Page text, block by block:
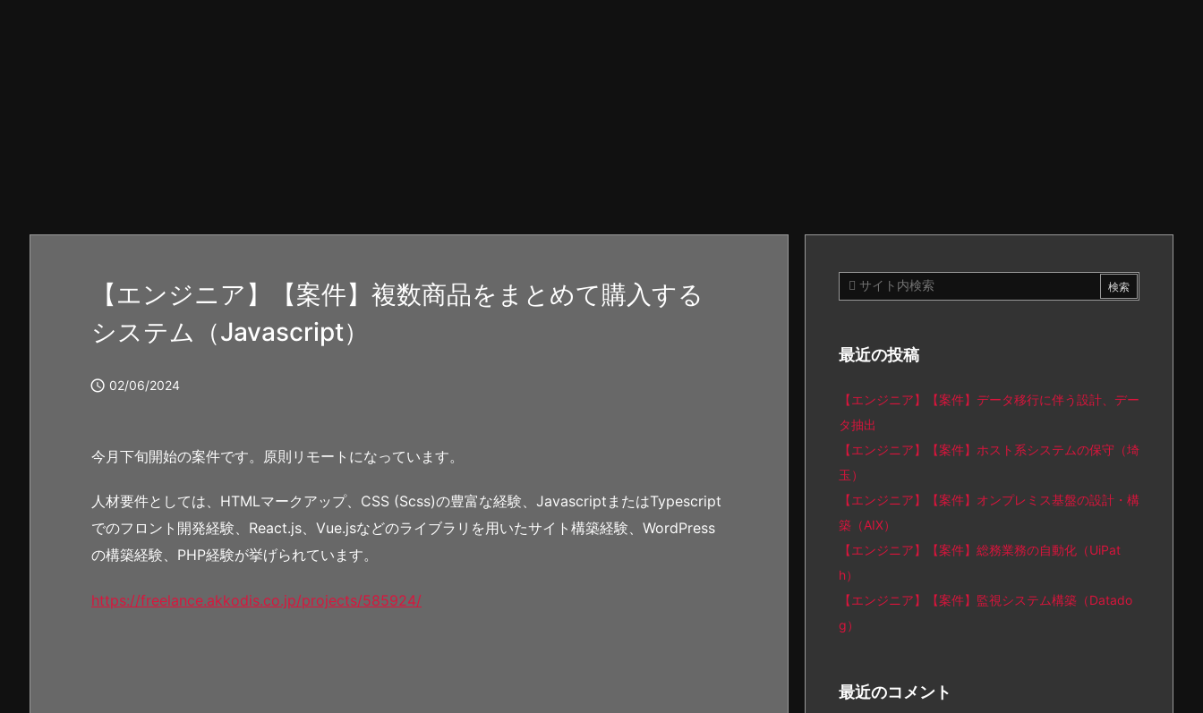
【エンジニア】【案件】複数商品をまとめて購入する
システム（Javascript）
 02/06/2024
今月下旬開始の案件です。原則リモートになっています。
人材要件としては、HTMLマークアップ、CSS (Scss)の豊富な経験、JavascriptまたはTypescript
でのフロント開発経験、React.js、Vue.jsなどのライブラリを用いたサイト構築経験、WordPress
の構築経験、PHP経験が挙げられています。
https://freelance.akkodis.co.jp/projects/585924/
最近の投稿
【エンジニア】【案件】データ移行に伴う設計、デー
タ抽出
【エンジニア】【案件】ホスト系システムの保守（埼
玉）
【エンジニア】【案件】オンプレミス基盤の設計・構
築（AIX）
【エンジニア】【案件】総務業務の自動化（UiPat
h）
【エンジニア】【案件】監視システム構築（Datado
g）
最近のコメント